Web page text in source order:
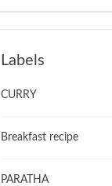
Labels
CURRY
Breakfast recipe
PARATHA